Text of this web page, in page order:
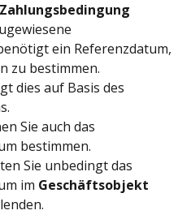
ein Referenzdatum,
zu bestimmen.
dies auf Basis des
Sie auch das
bestimmen.
Sie unbedingt das
im Geschäftsobjekt